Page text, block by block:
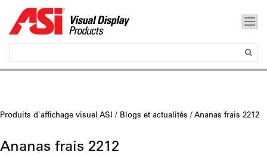
Produits d'affichage visuel ASI / Blogs et actualités / Ananas frais 2212
Ananas frais 2212